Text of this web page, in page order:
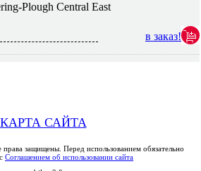
Plough Central East
в заказ!
КАРТА САЙТА
защищены. Перед использованием обязательно
Соглашением об использовании сайта